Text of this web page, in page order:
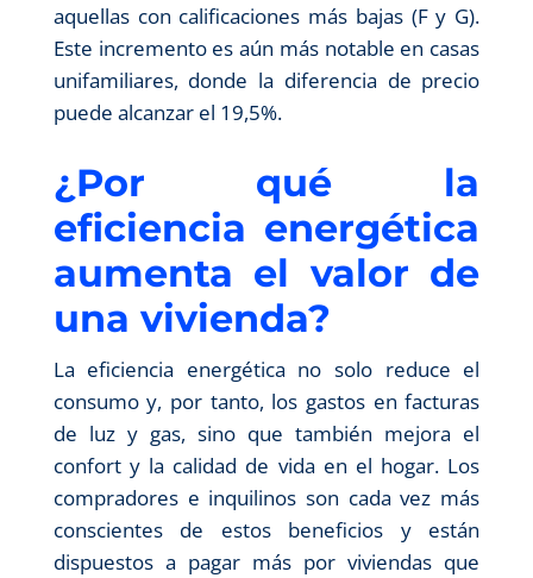
aquellas con calificaciones más bajas (F y G).
Este incremento es aún más notable en casas
unifamiliares, donde la diferencia de precio
puede alcanzar el 19,5%.
¿Por qué la
eficiencia energética
aumenta el valor de
una vivienda?
La eficiencia energética no solo reduce el
consumo y, por tanto, los gastos en facturas
de luz y gas, sino que también mejora el
confort y la calidad de vida en el hogar. Los
compradores e inquilinos son cada vez más
conscientes de estos beneficios y están
dispuestos a pagar más por viviendas que